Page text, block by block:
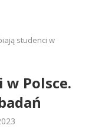
studenci w
Polsce.